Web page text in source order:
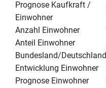
Prognose Kaufkraft /
Einwohner
Anzahl Einwohner
Anteil Einwohner
Bundesland/Deutschland
Entwicklung Einwohner
Prognose Einwohner